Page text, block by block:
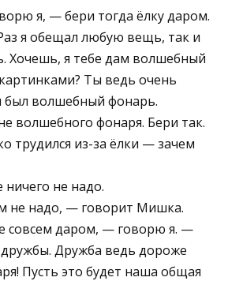
я, — бери тогда ёлку даром.
я обещал любую вещь, так и
Хочешь, я тебе дам волшебный
Ты ведь очень
был волшебный фонарь.
волшебного фонаря. Бери так.
трудился из-за ёлки — зачем
не надо.
не надо, — говорит Мишка.
совсем даром, — говорю я. —
Дружба ведь дороже
Пусть это будет наша общая